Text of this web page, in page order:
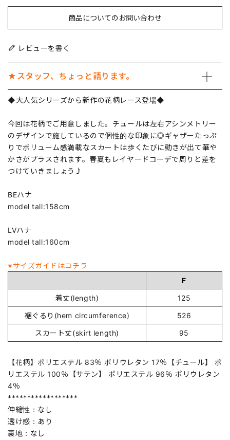
商品についてのお問い合わせ
レビューを書く
★スタッフ、ちょっと語ります。
◆大人気シリーズから新作の花柄レース登場◆
今回は花柄でご用意しました。チュールは左右アシンメトリー
のデザインで施しているので個性的な印象に◎ギャザーたっぷ
りでボリューム感満載なスカートは歩くたびに動きが出て華や
かさがプラスされます。春夏もレイヤードコーデで周りと差を
つけていきましょう♪
BEハナ
model tall:158cm
LVハナ
model tall:160cm
※サイズガイドはコチラ
F
着丈(length)
125
裾ぐるり(hem circumference)
526
スカート丈(skirt length)
95
【花柄】ポリエステル 83％ ポリウレタン 17％【チュール】 ポ
リエステル 100％【サテン】 ポリエステル 96％ ポリウレタン
4％
******************
伸縮性：なし
透け感：あり
裏地：なし